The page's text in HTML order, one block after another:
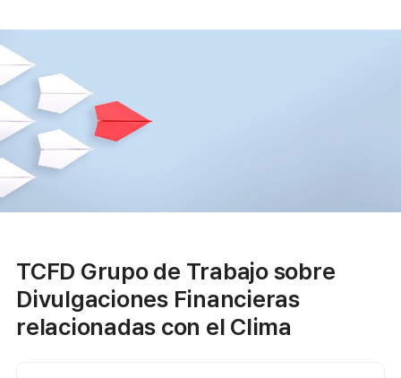
TCFD Grupo de Trabajo sobre
Divulgaciones Financieras
relacionadas con el Clima